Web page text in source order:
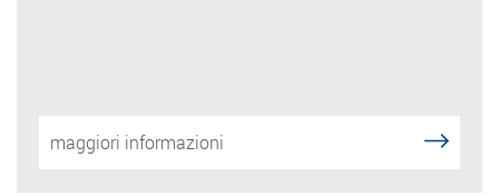
maggiori informazioni